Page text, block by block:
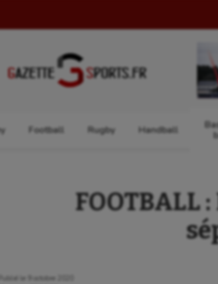
Football Rugby Handball
FOOTBALL
Publié le
9 octobre 2020